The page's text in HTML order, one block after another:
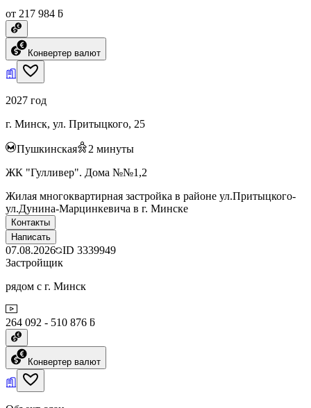
от 217 984 ƃ
Конвертер валют
2027 год
г. Минск, ул. Притыцкого, 25
Пушкинская 2 минуты
ЖК "Гулливер". Дома №№1,2
Жилая многоквартирная застройка в районе ул.Притыцкого-
ул.Дунина-Марцинкевича в г. Минске
Контакты
Написать
07.08.2026 ID 3339949
Застройщик
рядом с г. Минск
264 092 - 510 876 ƃ
Конвертер валют